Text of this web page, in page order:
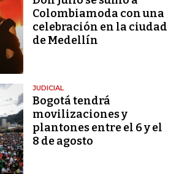
Colombiamoda con una
celebración en la ciudad
de Medellín
JUDICIAL
Bogotá tendrá
movilizaciones y
plantones entre el 6 y el
8 de agosto